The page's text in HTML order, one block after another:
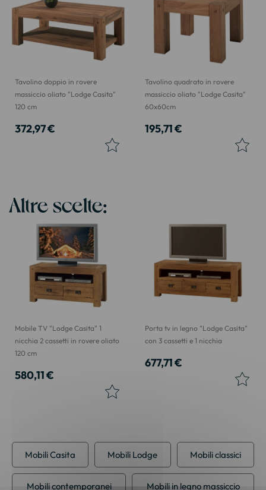
Tavolino doppio in rovere
massiccio oliato "Lodge Casita"
120 cm
372,97 €
Tavolino quadrato in rovere
massiccio oliato "Lodge Casita"
60x60cm
195,71 €
Altre scelte:
Mobile TV "Lodge Casita" 1
nicchia 2 cassetti in rovere oliato
120 cm
580,11 €
Porta tv in legno "Lodge Casita"
con 3 cassetti e 1 nicchia
677,71 €
Mobili Casita Mobili Lodge Mobili classici
Mobili contemporanei Mobili in legno massiccio